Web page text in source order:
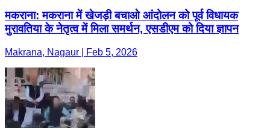
मकराना: मकराना में खेजड़ी बचाओ आंदोलन को पूर्व विधायक
मुरावतिया के नेतृत्व में मिला समर्थन, एसडीएम को दिया ज्ञापन
Makrana, Nagaur | Feb 5, 2026